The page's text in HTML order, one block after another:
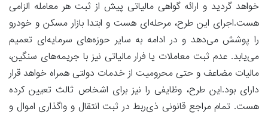
خواهد گردید و ارائه گواهی مالیاتی پیش از ثبت هر معامله الزامی
هست.اجرای این طرح، مرحله‌ای هست و ابتدا بازار مسکن و خودرو
را پوشش می‌دهد و در ادامه به سایر حوزه‌های سرمایه‌ای تعمیم
می‌یابد. عدم ثبت معاملات یا فرار مالیاتی نیز با جریمه‌های سنگین،
مالیات مضاعف و حتی محرومیت از خدمات دولتی همراه خواهد قرار
دارای بود.این طرح، وظایفی را نیز برای اشخاص ثالث تعیین کرده
هست. تمام مراجع قانونی ذی‌ربط در ثبت انتقال و واگذاری اموال و